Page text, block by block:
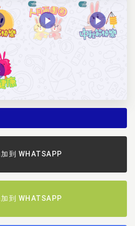
到 WHATSAPP
到 WHATSAPP